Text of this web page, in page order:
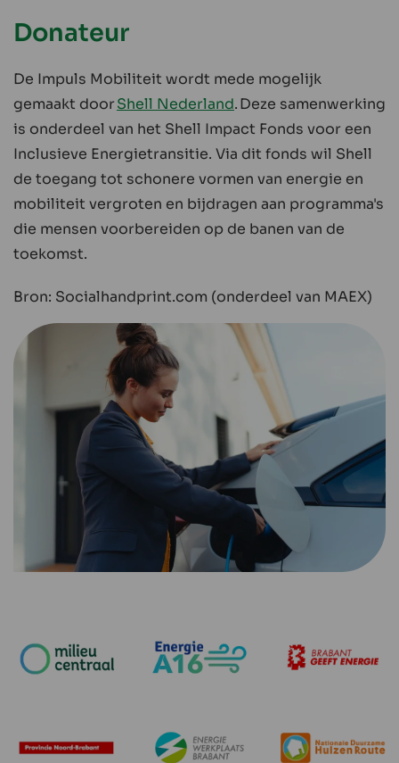
Donateur
De Impuls Mobiliteit wordt mede mogelijk
gemaakt doorShell Nederland. Deze samenwerking
is onderdeel van het Shell Impact Fonds voor een
Inclusieve Energietransitie. Via dit fonds wil Shell
de toegang tot schonere vormen van energie en
mobiliteit vergroten en bijdragen aan programma's
die mensen voorbereiden op de banen van de
toekomst.
Bron: Socialhandprint.com (onderdeel van MAEX)